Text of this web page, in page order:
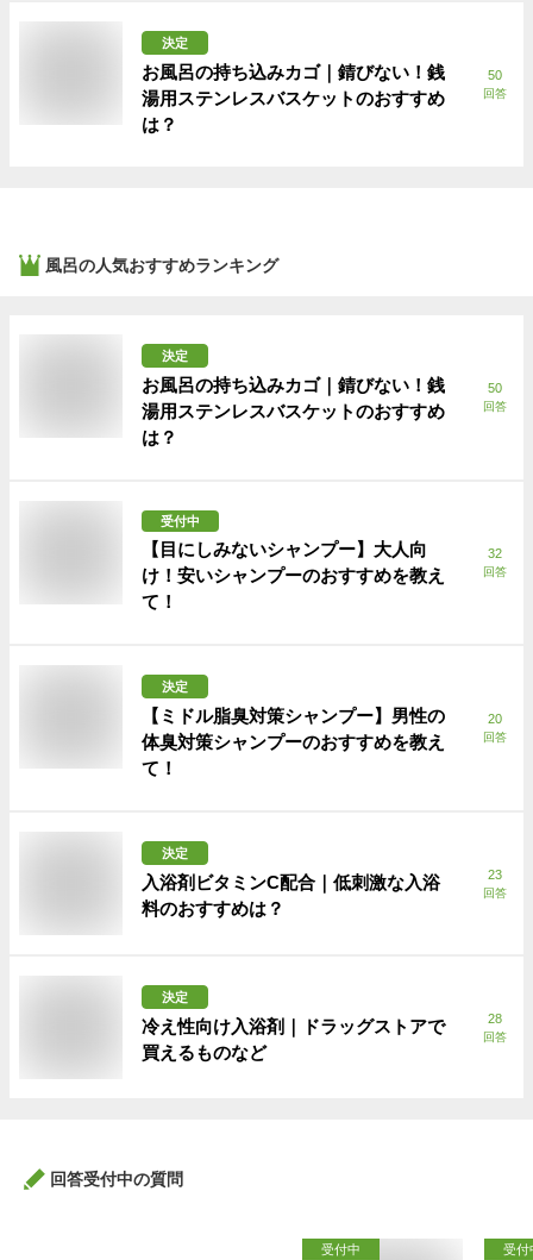
決定
お風呂の持ち込みカゴ｜錆びない！銭
湯用ステンレスバスケットのおすすめ
は？
50
回答
風呂の人気おすすめランキング
決定
お風呂の持ち込みカゴ｜錆びない！銭
湯用ステンレスバスケットのおすすめ
は？
50
回答
受付中
【目にしみないシャンプー】大人向
け！安いシャンプーのおすすめを教え
て！
32
回答
決定
【ミドル脂臭対策シャンプー】男性の
体臭対策シャンプーのおすすめを教え
て！
20
回答
決定
入浴剤ビタミンC配合｜低刺激な入浴
料のおすすめは？
23
回答
決定
冷え性向け入浴剤｜ドラッグストアで
買えるものなど
28
回答
回答受付中の質問
受付中 受付